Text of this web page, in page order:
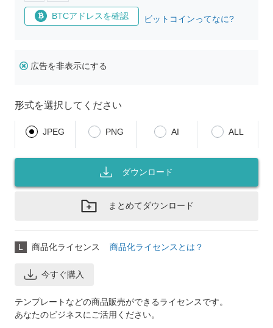
BTCアドレスを確認 ビットコインってなに?
広告を非表示にする
形式を選択してください
JPEG PNG AI ALL
ダウンロード
まとめてダウンロード
L 商品化ライセンス 商品化ライセンスとは？
今すぐ購入
テンプレートなどの商品販売ができるライセンスです。
あなたのビジネスにご活用ください。